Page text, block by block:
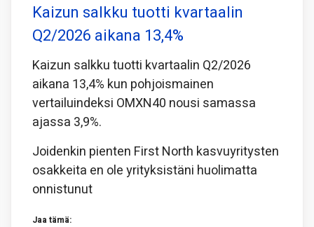
Kaizun salkku tuotti kvartaalin
Q2/2026 aikana 13,4%
Kaizun salkku tuotti kvartaalin Q2/2026
aikana 13,4% kun pohjoismainen
vertailuindeksi OMXN40 nousi samassa
ajassa 3,9%.
Joidenkin pienten First North kasvuyritysten
osakkeita en ole yrityksistäni huolimatta
onnistunut
Jaa tämä: